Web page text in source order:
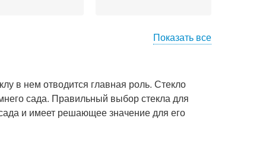
на окна Деревянные окна
Показать все
в нем отводится главная роль. Стекло
сада. Правильный выбор стекла для
и имеет решающее значение для его